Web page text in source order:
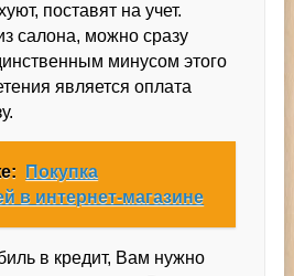
поставят на учет.
салона, можно сразу
минусом этого
является оплата
Покупка
в интернет-магазине
в кредит, Вам нужно